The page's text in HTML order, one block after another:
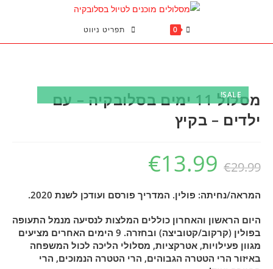
0 תפריט ניווט
SALE!
מסלול 11 ימים בסלובקיה – עם
ילדים – בקיץ
€29.99
Original
was:
€29.99.
€13.99
is:
€13.99.
המראה/נחיתה: פולין. המדריך פורסם ועודכן לשנת 2020.
היום הראשון והאחרון כוללים המלצות לנסיעה מנמל התעופה
בפולין (קרקוב/קטוביצה) ובחזרה. 9 הימים האחרים מציעים
מגוון פעילויות, אטרקציות, מסלולי הליכה לכול המשפחה
באיזור הרי הטטרה הגבוהים, הרי הטטרה הנמוכים, הרי